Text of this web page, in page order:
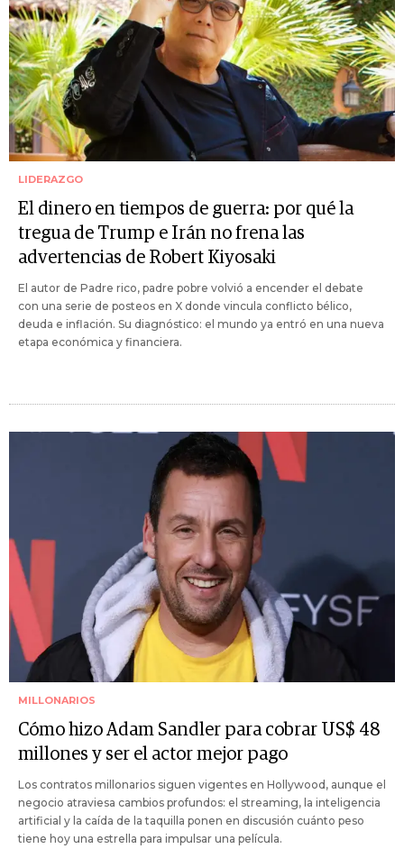
LIDERAZGO
El dinero en tiempos de guerra: por qué la
tregua de Trump e Irán no frena las
advertencias de Robert Kiyosaki
El autor de Padre rico, padre pobre volvió a encender el debate
con una serie de posteos en X donde vincula conflicto bélico,
deuda e inflación. Su diagnóstico: el mundo ya entró en una nueva
etapa económica y financiera.
MILLONARIOS
Cómo hizo Adam Sandler para cobrar US$ 48
millones y ser el actor mejor pago
Los contratos millonarios siguen vigentes en Hollywood, aunque el
negocio atraviesa cambios profundos: el streaming, la inteligencia
artificial y la caída de la taquilla ponen en discusión cuánto peso
tiene hoy una estrella para impulsar una película.